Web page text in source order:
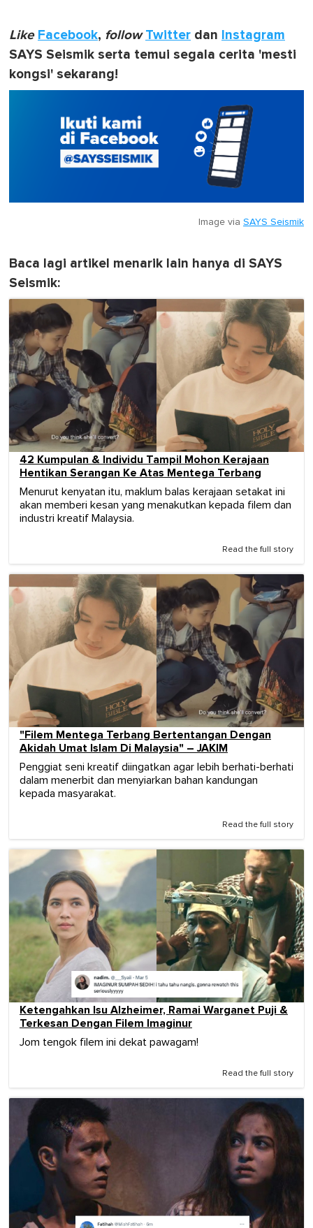
Like Facebook, follow Twitter dan Instagram
SAYS Seismik serta temui segala cerita 'mesti
kongsi' sekarang!
Image via SAYS Seismik
Baca lagi artikel menarik lain hanya di SAYS
Seismik:
42 Kumpulan & Individu Tampil Mohon Kerajaan
Hentikan Serangan Ke Atas Mentega Terbang
Menurut kenyatan itu, maklum balas kerajaan setakat ini
akan memberi kesan yang menakutkan kepada filem dan
industri kreatif Malaysia.
Read the full story
"Filem Mentega Terbang Bertentangan Dengan
Akidah Umat Islam Di Malaysia" – JAKIM
Penggiat seni kreatif diingatkan agar lebih berhati-berhati
dalam menerbit dan menyiarkan bahan kandungan
kepada masyarakat.
Read the full story
Ketengahkan Isu Alzheimer, Ramai Warganet Puji &
Terkesan Dengan Filem Imaginur
Jom tengok filem ini dekat pawagam!
Read the full story